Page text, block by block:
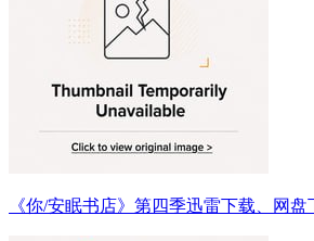
《你/安眠书店》第四季迅雷下载、网盘